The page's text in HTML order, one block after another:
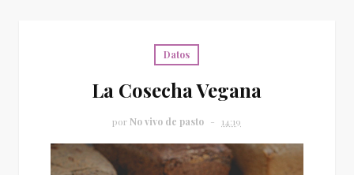
Datos
La Cosecha Vegana
por No vivo de pasto 14:19